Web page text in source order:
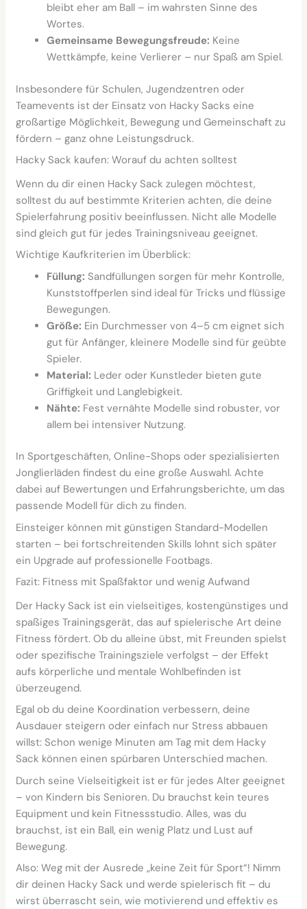
bleibt eher am Ball – im wahrsten Sinne des
Wortes.
Gemeinsame Bewegungsfreude: Keine
Wettkämpfe, keine Verlierer – nur Spaß am Spiel.
Insbesondere für Schulen, Jugendzentren oder
Teamevents ist der Einsatz von Hacky Sacks eine
großartige Möglichkeit, Bewegung und Gemeinschaft zu
fördern – ganz ohne Leistungsdruck.
Hacky Sack kaufen: Worauf du achten solltest
Wenn du dir einen Hacky Sack zulegen möchtest,
solltest du auf bestimmte Kriterien achten, die deine
Spielerfahrung positiv beeinflussen. Nicht alle Modelle
sind gleich gut für jedes Trainingsniveau geeignet.
Wichtige Kaufkriterien im Überblick:
Füllung: Sandfüllungen sorgen für mehr Kontrolle,
Kunststoffperlen sind ideal für Tricks und flüssige
Bewegungen.
Größe: Ein Durchmesser von 4–5 cm eignet sich
gut für Anfänger, kleinere Modelle sind für geübte
Spieler.
Material: Leder oder Kunstleder bieten gute
Griffigkeit und Langlebigkeit.
Nähte: Fest vernähte Modelle sind robuster, vor
allem bei intensiver Nutzung.
In Sportgeschäften, Online-Shops oder spezialisierten
Jonglierläden findest du eine große Auswahl. Achte
dabei auf Bewertungen und Erfahrungsberichte, um das
passende Modell für dich zu finden.
Einsteiger können mit günstigen Standard-Modellen
starten – bei fortschreitenden Skills lohnt sich später
ein Upgrade auf professionelle Footbags.
Fazit: Fitness mit Spaßfaktor und wenig Aufwand
Der Hacky Sack ist ein vielseitiges, kostengünstiges und
spaßiges Trainingsgerät, das auf spielerische Art deine
Fitness fördert. Ob du alleine übst, mit Freunden spielst
oder spezifische Trainingsziele verfolgst – der Effekt
aufs körperliche und mentale Wohlbefinden ist
überzeugend.
Egal ob du deine Koordination verbessern, deine
Ausdauer steigern oder einfach nur Stress abbauen
willst: Schon wenige Minuten am Tag mit dem Hacky
Sack können einen spürbaren Unterschied machen.
Durch seine Vielseitigkeit ist er für jedes Alter geeignet
– von Kindern bis Senioren. Du brauchst kein teures
Equipment und kein Fitnessstudio. Alles, was du
brauchst, ist ein Ball, ein wenig Platz und Lust auf
Bewegung.
Also: Weg mit der Ausrede „keine Zeit für Sport“! Nimm
dir deinen Hacky Sack und werde spielerisch fit – du
wirst überrascht sein, wie motivierend und effektiv es